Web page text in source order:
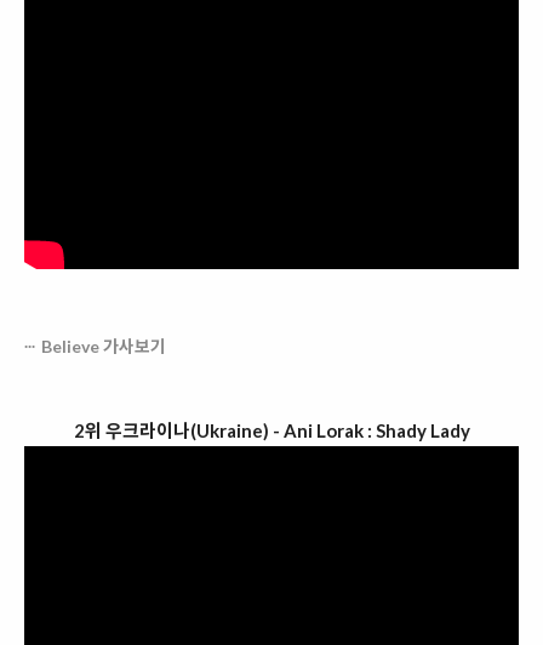
Believe 가사보기
2위 우크라이나(Ukraine) - Ani Lorak : Shady Lady